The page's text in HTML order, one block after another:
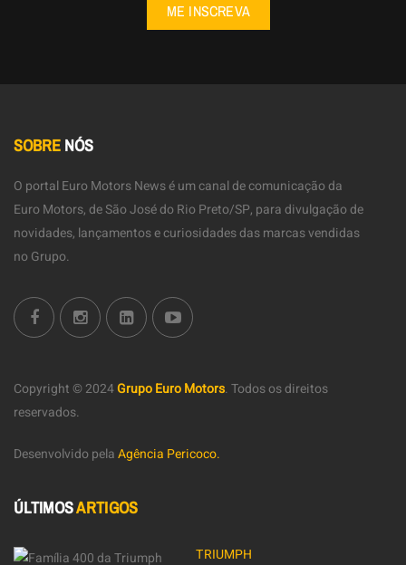
ME INSCREVA
SOBRE NÓS
O portal Euro Motors News é um canal de comunicação da
Euro Motors, de São José do Rio Preto/SP, para divulgação de
novidades, lançamentos e curiosidades das marcas vendidas
no Grupo.
Copyright © 2024Grupo Euro Motors.Todos os direitos
reservados.
Desenvolvido pelaAgência Pericoco.
ÚLTIMOSARTIGOS
TRIUMPH